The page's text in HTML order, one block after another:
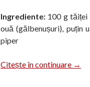
Ingrediente: 100 g tăiței
ouă (gălbenușuri), puțin
piper
Citește în continuare →